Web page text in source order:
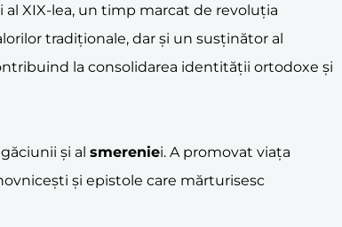
XIX-lea, un timp marcat de revoluția
tradiționale, dar și un susținător al
la consolidarea identității ortodoxe și
și al smereniei. A promovat viața
și epistole care mărturisesc